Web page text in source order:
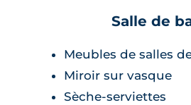
résidence et les toitures
l’accent sur l’esthétisme du
Salle de
Meubles de salles
Miroir sur vasque
Sèche-serviettes